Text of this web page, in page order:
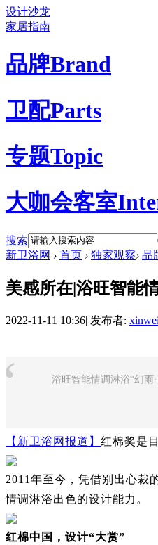
设计沙龙
家居指南
品牌Brand
卫配Parts
专题Topic
大咖会客室
搜索
新卫浴网 › 首页 › 独家观察› 品
美感所在|浴旺智能
2022-11-11 10:36| 发布者:
浴旺智能情调淋浴“幻雨
【新卫浴网报道】 红棉奖是
2011年至今，凭借别出心裁
情调淋浴出色的设计能力。
红棉中国，设计“大赏”